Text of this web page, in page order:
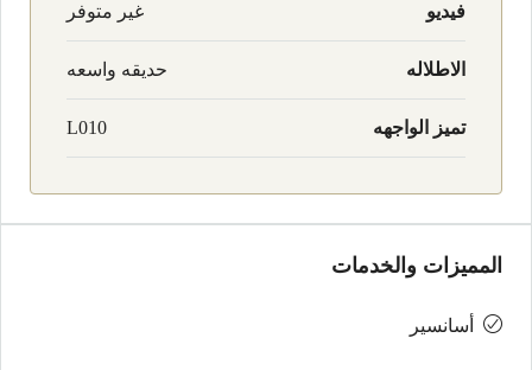
فيديو غير متوفر
الاطلاله حديقه واسعه
تميز الواجهه L010
المميزات والخدمات
أسانسير